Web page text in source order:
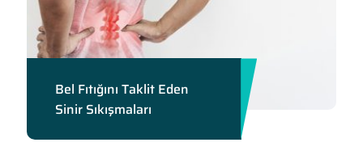
Bel Fıtığını Taklit Eden
Sinir Sıkışmaları